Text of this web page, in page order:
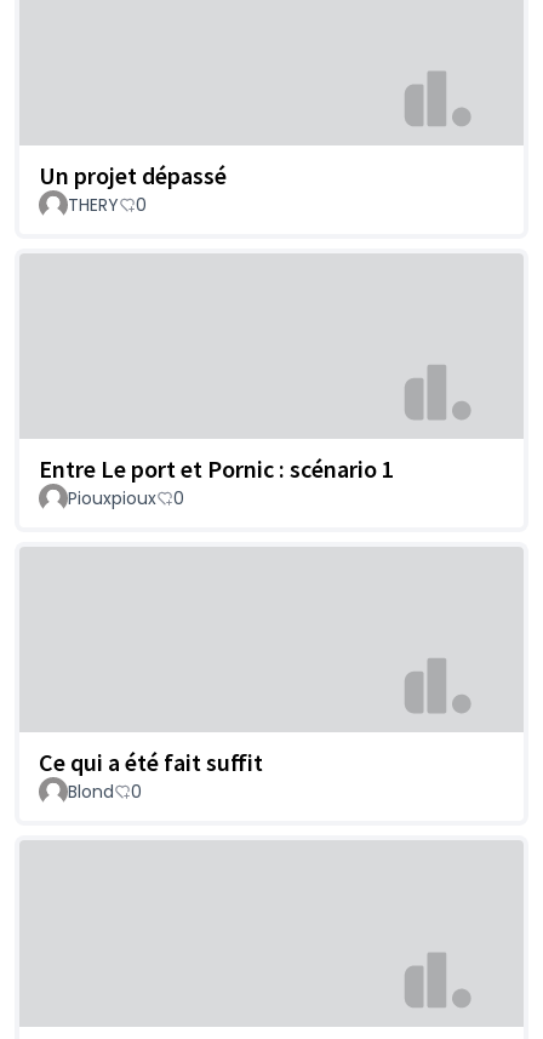
Un projet dépassé
THERY 0
Entre Le port et Pornic : scénario 1
Piouxpioux 0
Ce qui a été fait suffit
Blond 0